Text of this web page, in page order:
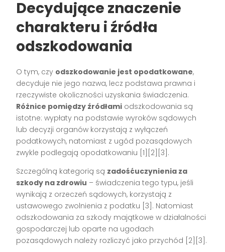
Decydujące znaczenie
charakteru i źródła
odszkodowania
O tym, czy odszkodowanie jest opodatkowane,
decyduje nie jego nazwa, lecz podstawa prawna i
rzeczywiste okoliczności uzyskania świadczenia.
Różnice pomiędzy źródłami odszkodowania są
istotne: wypłaty na podstawie wyroków sądowych
lub decyzji organów korzystają z wyłączeń
podatkowych, natomiast z ugód pozasądowych
zwykle podlegają opodatkowaniu [1][2][3].
Szczególną kategorią są zadośćuczynienia za
szkody na zdrowiu – świadczenia tego typu, jeśli
wynikają z orzeczeń sądowych, korzystają z
ustawowego zwolnienia z podatku [3]. Natomiast
odszkodowania za szkody majątkowe w działalności
gospodarczej lub oparte na ugodach
pozasądowych należy rozliczyć jako przychód [2][3].